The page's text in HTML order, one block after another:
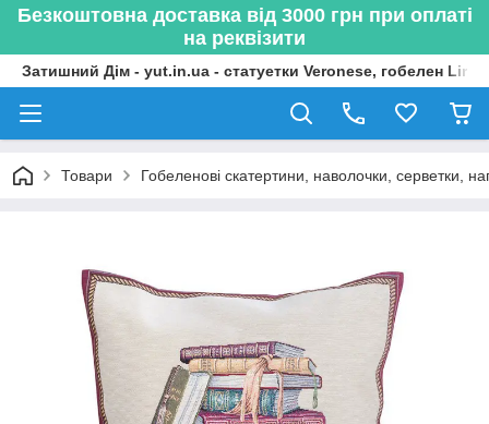
Безкоштовна доставка від 3000 грн при оплаті
на реквізити
Затишний Дім - yut.in.ua - статуетки Veronese, гобелен
Товари Гобеленові скатертини, наволочки, серветки,